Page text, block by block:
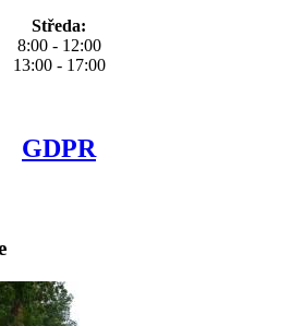
Středa:
8:00 - 12:00
13:00 - 17:00
GDPR